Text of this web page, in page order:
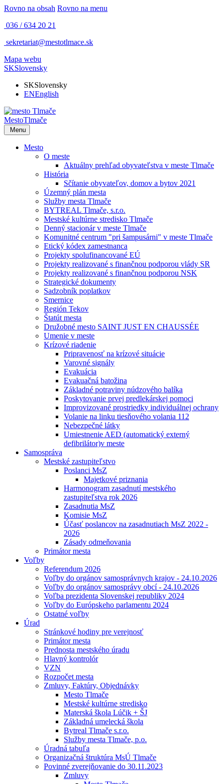
Rovno na obsah Rovno na menu
036 / 634 20 21
sekretariat@mestotlmace.sk
Mapa webu
SKSlovensky
SKSlovensky
ENEnglish
MestoTlmače
Menu
Mesto
O meste
Aktuálny prehľad obyvateľstva v meste Tlmače
História
Sčítanie obyvateľov, domov a bytov 2021
Územný plán mesta
Služby mesta Tlmače
BYTREAL Tlmače, s.r.o.
Mestské kultúrne stredisko Tlmače
Denný stacionár v meste Tlmače
Komunitné centrum "pri šampusárni" v meste Tlmače
Etický kódex zamestnanca
Projekty spolufinancované EÚ
Projekty realizované s finančnou podporou vlády SR
Projekty realizované s finančnou podporou NSK
Strategické dokumenty
Sadzobník poplatkov
Smernice
Región Tekov
Štatút mesta
Družobné mesto SAINT JUST EN CHAUSSÉE
Umenie v meste
Krízové riadenie
Pripravenosť na krízové situácie
Varovné signály
Evakuácia
Evakuačná batožina
Základné potraviny núdzového balíka
Poskytovanie prvej predlekárskej pomoci
Improvizované prostriedky individuálnej ochrany
Volanie na linku tiesňového volania 112
Nebezpečné látky
Umiestnenie AED (automatický externý
defibrilátor)v meste
Samospráva
Mestské zastupiteľstvo
Poslanci MsZ
Majetkové priznania
Harmonogram zasadnutí mestského
zastupiteľstva rok 2026
Zasadnutia MsZ
Komisie MsZ
Účasť poslancov na zasadnutiach MsZ 2022 -
2026
Zásady odmeňovania
Primátor mesta
Voľby
Referendum 2026
Voľby do orgánov samosprávnych krajov - 24.10.2026
Voľby do orgánov samosprávy obcí - 24.10.2026
Voľba prezidenta Slovenskej republiky 2024
Voľby do Európskeho parlamentu 2024
Ostatné voľby
Úrad
Stránkové hodiny pre verejnosť
Primátor mesta
Prednosta mestského úradu
Hlavný kontrolór
VZN
Rozpočet mesta
Zmluvy, Faktúry, Objednávky
Mesto Tlmače
Mestské kultúrne stredisko
Materská škola Lúčik + ŠJ
Základná umelecká škola
Bytreal Tlmače s.r.o.
Služby mesta Tlmače, p.o.
Úradná tabuľa
Organizačná štruktúra MsÚ Tlmače
Povinné zverejňovanie do 30.11.2023
Zmluvy